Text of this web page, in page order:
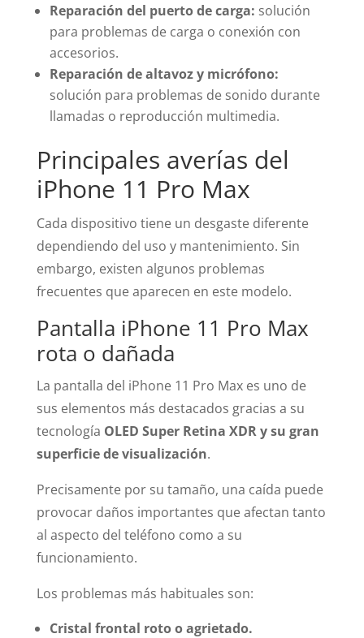
Reparación del puerto de carga: solución
para problemas de carga o conexión con
accesorios.
Reparación de altavoz y micrófono:
solución para problemas de sonido durante
llamadas o reproducción multimedia.
Principales averías del
iPhone 11 Pro Max
Cada dispositivo tiene un desgaste diferente
dependiendo del uso y mantenimiento. Sin
embargo, existen algunos problemas
frecuentes que aparecen en este modelo.
Pantalla iPhone 11 Pro Max
rota o dañada
La pantalla del iPhone 11 Pro Max es uno de
sus elementos más destacados gracias a su
tecnología OLED Super Retina XDR y su gran
superficie de visualización.
Precisamente por su tamaño, una caída puede
provocar daños importantes que afectan tanto
al aspecto del teléfono como a su
funcionamiento.
Los problemas más habituales son:
Cristal frontal roto o agrietado.